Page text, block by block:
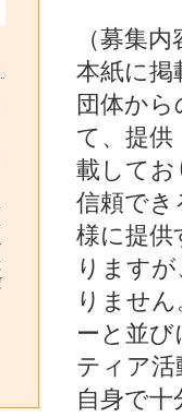
（募集
本紙に掲
団体か
て、提供
載して
信頼でき
様に提供
ります
りませ
ーと並
ティア
自身で